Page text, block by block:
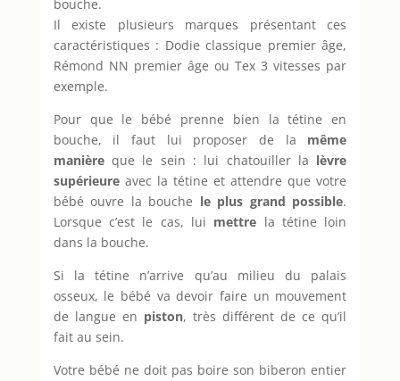
bouche.
Il existe plusieurs marques présentant ces
caractéristiques : Dodie classique premier âge,
Rémond NN premier âge ou Tex 3 vitesses par
exemple.
Pour que le bébé prenne bien la tétine en
bouche, il faut lui proposer de la même
manièreque le sein : lui chatouiller la lèvre
supérieureavec la tétine et attendre que votre
bébé ouvre la bouche le plus grand possible.
Lorsque c’est le cas, lui mettre la tétine loin
dans la bouche.
Si la tétine n’arrive qu’au milieu du palais
osseux, le bébé va devoir faire un mouvement
de langue en piston, très différent de ce qu’il
fait au sein.
Votre bébé ne doit pas boire son biberon entier